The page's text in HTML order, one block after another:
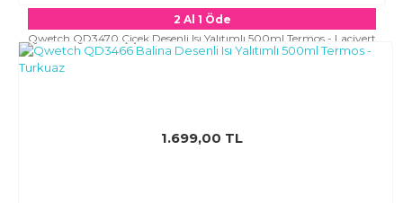
2 Al 1 Öde
Qwetch QD3470 Çiçek Desenli Isı Yalıtımlı 500ml Termos - Lacivert
1.699,00 TL